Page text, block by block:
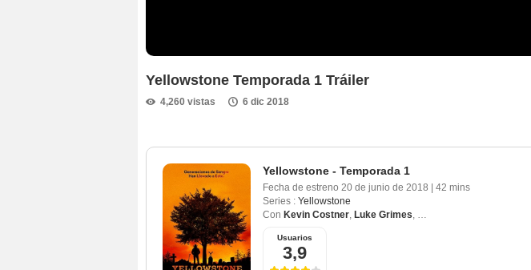
Yellowstone Temporada 1 Tráiler
4,260 vistas 6 dic 2018
Yellowstone - Temporada 1
Fecha de estreno 20 de junio de 2018
42 mins
Series : Yellowstone
Con Kevin Costner, Luke Grimes, Cole Hauser
Usuarios
3,9